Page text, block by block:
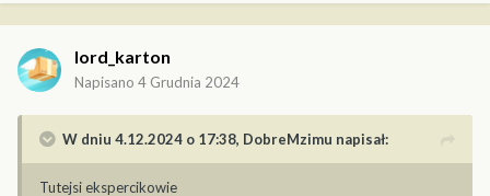
lord_karton
Napisano 4 Grudnia 2024
W dniu 4.12.2024 o 17:38, DobreMzimu napisał:
Tutejsi ekspercikowie